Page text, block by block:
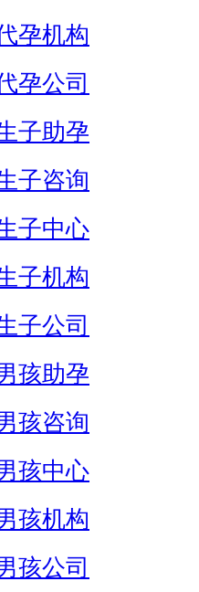
孕机构
孕公司
子助孕
子咨询
子中心
子机构
子公司
孩助孕
孩咨询
孩中心
孩机构
孩公司